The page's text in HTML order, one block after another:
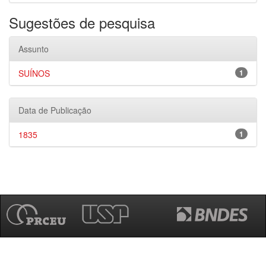
Sugestões de pesquisa
Assunto
1
SUÍNOS
Data de Publicação
1
1835